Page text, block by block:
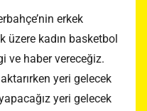
erkek
üzere kadın basketbol
ve haber vereceğiz.
yeri gelecek
yeri gelecek